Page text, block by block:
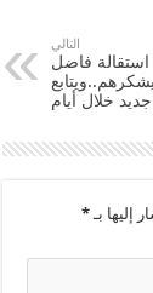
التالي
استقالة فاضل
خلال أيام
إليها بـ*